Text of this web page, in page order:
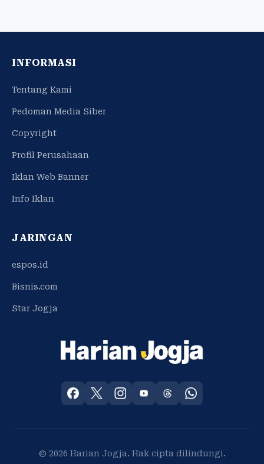
INFORMASI
Tentang Kami
Pedoman Media Siber
Copyright
Profil Perusahaan
Iklan Web Banner
Info Iklan
JARINGAN
espos.id
Bisnis.com
Star Jogja
© 2026 Harian Jogja. Hak cipta dilindungi.